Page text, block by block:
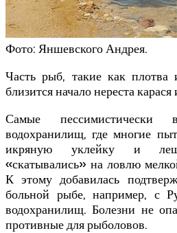
Фото: Яншевского Андрея.
Часть рыб, такие как плотва
близится начало нереста
Самые пессимистически
водохранилищ, где многие
икряную уклейку и
«скатывались» на ловлю
К этому добавилась
больной рыбе, например, с
водохранилищ. Болезни не
противные для рыболовов.